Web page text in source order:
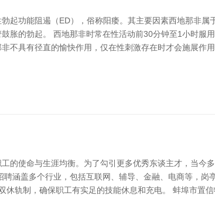
起功能阻遏（ED），俗称阳痿。其主要因素西地那非属
胀的勃起。 西地那非时常在性活动前30分钟至1小时服
不具有径直的愉快作用，仅在性刺激存在时才会施展作
的使命与生涯均衡。为了勾引更多优秀东谈主才，当今
涵盖多个行业，包括互联网、辅导、金融、电商等，
休轨制，确保职工有实足的技能休息和充电。 蚌埠市置